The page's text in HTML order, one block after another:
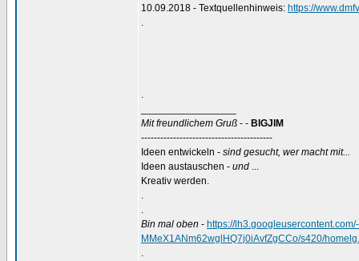
10.09.2018 - Textquellenhinweis: https://
.
.
Mit freundlichem Gruß - - BIGJIM
-----------------------------------------
Ideen entwickeln - sind gesucht, wer macht mit...
Ideen austauschen - und ...
Kreativ werden.
.
.
Bin mal oben - https://
MMeX1ANm62wglHQ7j0iAvfZgCCo/s420/
.